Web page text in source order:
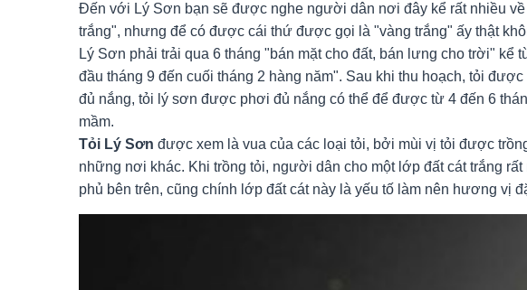
Đến với Lý Sơn bạn sẽ được nghe người dân nơi đây kể rất nhiều
trắng", nhưng để có được cái thứ được gọi là "vàng trắng" ấy thật
Lý Sơn phải trải qua 6 tháng "bán mặt cho đất, bán lưng cho trời" kể
đầu tháng 9 đến cuối tháng 2 hàng năm". Sau khi thu hoạch, tỏi
đủ nắng, tỏi lý sơn được phơi đủ nắng có thể để được từ 4 đến 6
mầm.
Tỏi Lý Sơn được xem là vua của các loại tỏi, bởi mùi vị tỏi được
những nơi khác. Khi trồng tỏi, người dân cho một lớp đất cát trắng
phủ bên trên, cũng chính lớp đất cát này là yếu tố làm nên hương vị